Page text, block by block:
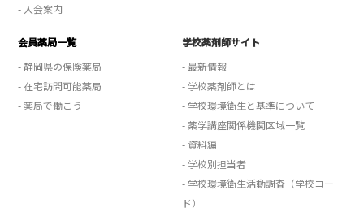
- 入会案内
会員薬局一覧
- 静岡県の保険薬局
- 在宅訪問可能薬局
- 薬局で働こう
学校薬剤師サイト
- 最新情報
- 学校薬剤師とは
- 学校環境衛生と基準について
- 薬学講座関係機関区域一覧
- 資料編
- 学校別担当者
- 学校環境衛生活動調査（学校コー
ド）